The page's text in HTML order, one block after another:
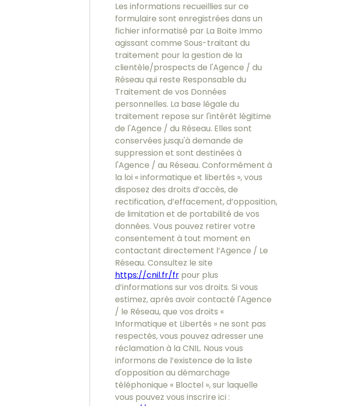
Les informations recueillies sur ce
formulaire sont enregistrées dans un
fichier informatisé par La Boite Immo
agissant comme Sous-traitant du
traitement pour la gestion de la
clientèle/prospects de l'Agence / du
Réseau qui reste Responsable du
Traitement de vos Données
personnelles. La base légale du
traitement repose sur l'intérêt légitime
de l'Agence / du Réseau. Elles sont
conservées jusqu'à demande de
suppression et sont destinées à
l'Agence / au Réseau. Conformément à
la loi « informatique et libertés », vous
disposez des droits d’accès, de
rectification, d’effacement, d’opposition,
de limitation et de portabilité de vos
données. Vous pouvez retirer votre
consentement à tout moment en
contactant directement l’Agence / Le
Réseau. Consultez le site
https://cnil.fr/frpour plus
d’informations sur vos droits. Si vous
estimez, après avoir contacté l'Agence
/ le Réseau, que vos droits «
Informatique et Libertés » ne sont pas
respectés, vous pouvez adresser une
réclamation à la CNIL. Nous vous
informons de l’existence de la liste
d'opposition au démarchage
téléphonique « Bloctel », sur laquelle
vous pouvez vous inscrire ici :